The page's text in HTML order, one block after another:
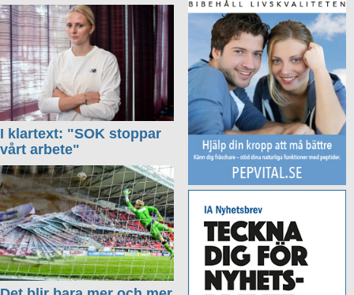
I klartext: "SOK stoppar
vårt arbete"